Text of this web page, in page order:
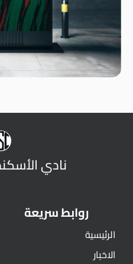
نادي
روابط سريعة
الرئيسية
الاخبار